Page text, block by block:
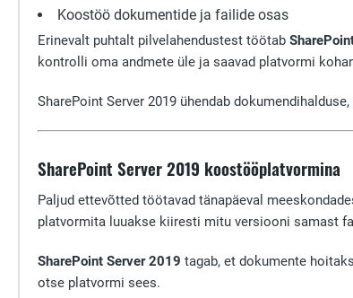
Koostöö dokumentide ja failide osas
Erinevalt puhtalt pilvelahendustest töötab
kontrolli oma andmete üle ja saavad platvormi
SharePoint Server 2019 ühendab
SharePoint Server 2019 koostööplatvormina
Paljud ettevõtted töötavad tänapäeval
platvormita luuakse kiiresti mitu versiooni samast
SharePoint Server 2019 tagab, et dokumente
otse platvormi sees.